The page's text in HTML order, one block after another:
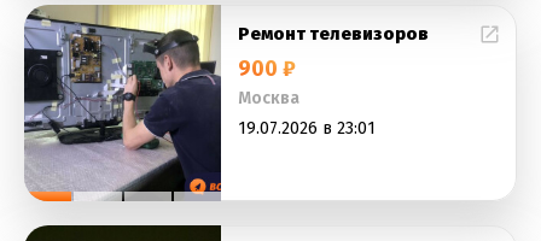
Ремонт телевизоров
900 ₽
Москва
19.07.2026 в 23:01